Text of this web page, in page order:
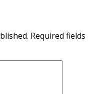
Required fields